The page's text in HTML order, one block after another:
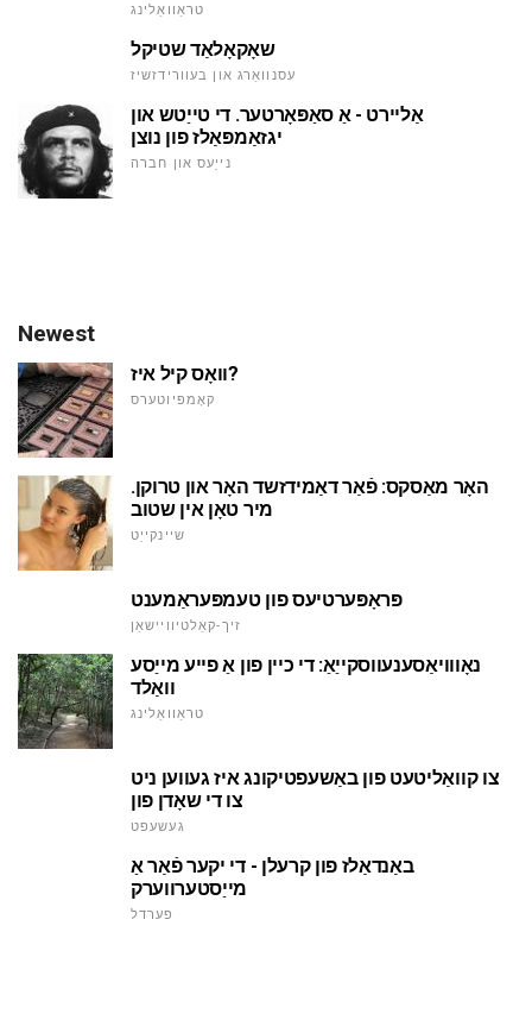
טראַוואַלינג
שאָקאָלאַד שטיקל
עסנוואַרג און בעוורידזשיז
אַליירט - אַ סאַפּאָרטער. די טייַטש און
יגזאַמפּאַלז פון נוצן
נייַעס און חברה
Newest
וואָס קיל איז?
קאָמפּיוטערס
האָר מאַסקס: פֿאַר דאַמידזשד האָר און טרוקן.
מיר טאָן אין שטוב
שיינקייַט
פּראָפּערטיעס פון טעמפּעראַמענט
זיך-קאַלטיוויישאַן
נאָווויאַסענעווסקייַאַ: די כיין פון אַ פייע מייַסע
וואַלד
טראַוואַלינג
צו קוואַליטעט פון באַשעפטיקונג איז געווען ניט
צו די שאָדן פון
געשעפט
באַנדאַלז פון קרעלן - די יקער פֿאַר אַ
מייַסטערווערק
פערדל